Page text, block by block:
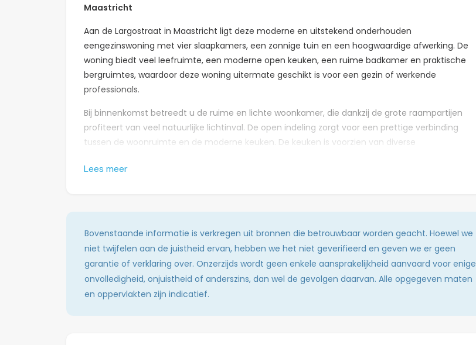
Maastricht
Aan de Largostraat in Maastricht ligt deze moderne en uitstekend onderhouden
eengezinswoning met vier slaapkamers, een zonnige tuin en een hoogwaardige afwerking. De
woning biedt veel leefruimte, een moderne open keuken, een ruime badkamer en praktische
bergruimtes, waardoor deze woning uitermate geschikt is voor een gezin of werkende
professionals.
Bij binnenkomst betreedt u de ruime en lichte woonkamer, die dankzij de grote raampartijen
profiteert van veel natuurlijke lichtinval. De open indeling zorgt voor een prettige verbinding
tussen de woonruimte en de moderne keuken. De keuken is voorzien van diverse
De woning beschikt tevens over een praktische technische ruimte/berging met aansluitingen
voor wasapparatuur en extra opslagmogelijkheden.
Aan de achterzijde bevindt zich een fijne tuin waar u in alle rust kunt genieten van het
buitenleven. De tuin biedt voldoende ruimte voor een zitgedeelte, speelvoorzieningen of een
Lees meer
Bovenstaande informatie is verkregen uit bronnen die betrouwbaar worden geacht. Hoewel we
niet twijfelen aan de juistheid ervan, hebben we het niet geverifieerd en geven we er geen
garantie of verklaring over. Onzerzijds wordt geen enkele aansprakelijkheid aanvaard voor enige
onvolledigheid, onjuistheid of anderszins, dan wel de gevolgen daarvan. Alle opgegeven maten
en oppervlakten zijn indicatief.